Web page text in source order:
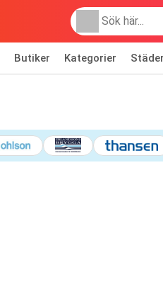
Butiker Kategorier Städer